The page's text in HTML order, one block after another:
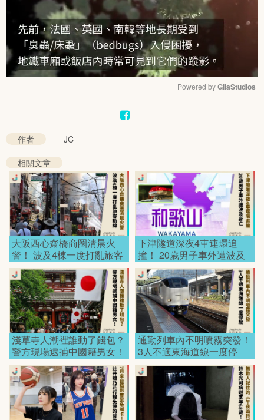
Powered by GliaStudios
作者
JC
相關文章
大阪西心齋橋商圈清晨火
警！ 波及4棟一度打亂旅客
動線！
下津隧道深夜4車連環追
撞！ 20歲男子車外遭波及
身亡！
淺草寺人潮裡誰動了錢包？
警方現場逮捕中國籍男女！
通勤列車內不明噴霧突發！
3人不適東海道線一度停
駛！